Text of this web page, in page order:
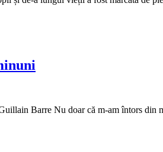
Barre Nu doar că m-am întors din